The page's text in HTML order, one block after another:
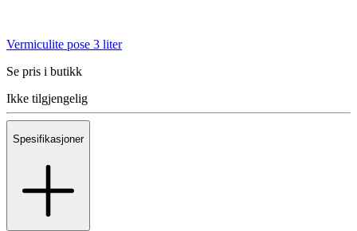
Vermiculite pose 3 liter
Se pris i butikk
Ikke tilgjengelig
Spesifikasjoner